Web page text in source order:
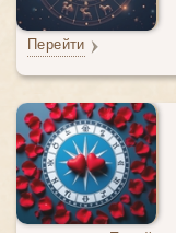
Перейти